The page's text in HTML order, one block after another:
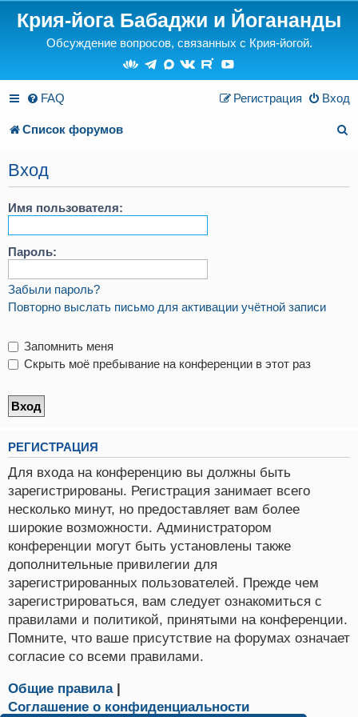
Крия-йога Бабаджи и Йогананды
Обсуждение вопросов, связанных с Крия-йогой.
FAQ Вход
Регистрация
Список форумов
Вход
Имя пользователя:
Пароль:
Забыли пароль?
Повторно выслать письмо для активации учётной записи
Запомнить меня
Скрыть моё пребывание на конференции в этот раз
РЕГИСТРАЦИЯ
Для входа на конференцию вы должны быть
зарегистрированы. Регистрация занимает всего
несколько минут, но предоставляет вам более
широкие возможности. Администратором
конференции могут быть установлены также
дополнительные привилегии для
зарегистрированных пользователей. Прежде чем
зарегистрироваться, вам следует ознакомиться с
правилами и политикой, принятыми на конференции.
Помните, что ваше присутствие на форумах означает
согласие со всеми правилами.
Общие правила|
Соглашение о конфиденциальности